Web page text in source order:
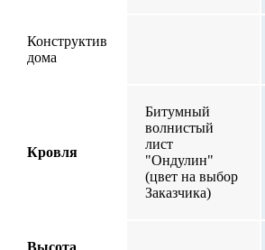
Конструктив
дома
Кровля
Битумный
волнистый
лист
"Ондулин"
(цвет на выбор
Заказчика)
Высота